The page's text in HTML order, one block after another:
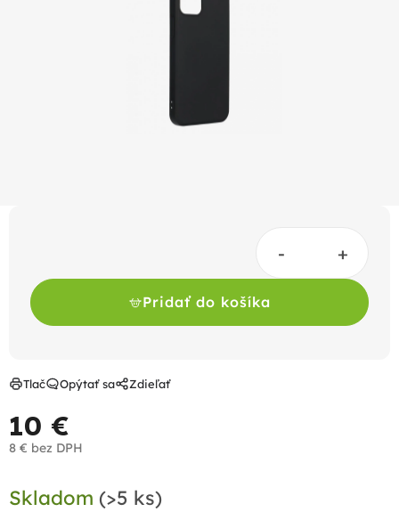
10 €
8 € bez DPH
cena:
Skladom (>5 ks)
Pridať do košíka
Tlač Opýtať sa Zdieľať